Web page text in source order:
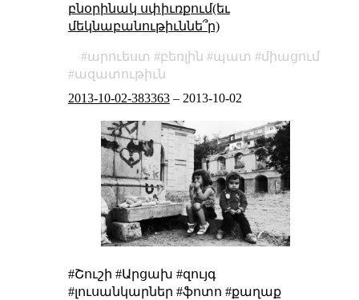
բնօրինակ սփիւռքում(եւ
մեկնաբանութիւննե՞ր)
արուեստ բեռլին պատ
միացում
ազատութիւն
2013-10-02-383363– 2013-10-02
#Շուշի #Արցախ #զույգ
#լուսանկարներ #ֆոտո #քաղաք